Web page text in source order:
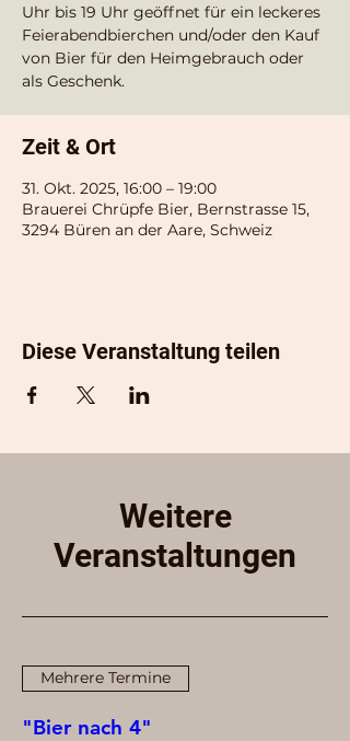
Uhr bis 19 Uhr geöffnet für ein leckeres
Feierabendbierchen und/oder den Kauf
von Bier für den Heimgebrauch oder
als Geschenk.
Zeit & Ort
31. Okt. 2025, 16:00 – 19:00
Brauerei Chrüpfe Bier, Bernstrasse 15,
3294 Büren an der Aare, Schweiz
Diese Veranstaltung teilen
Weitere
Veranstaltungen
Mehrere Termine
"Bier nach 4"